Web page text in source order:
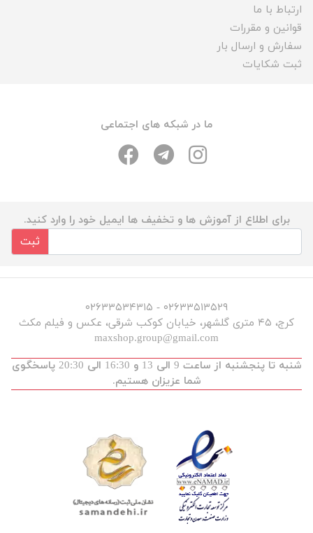
ارتباط با ما
قوانین و مقررات
سفارش و ارسال بار
ثبت شکایات
ما در شبکه های اجتماعی
برای اطلاع از آموزش ها و تخفیف ها ایمیل خود را وارد کنید.
ثبت
۰۲۶۳۳۵۱۳۵۲۹ - ۰۲۶۳۳۵۳۴۳۱۵
کرج، ۴۵ متری گلشهر، خیابان کوکب شرقی، عکس و فیلم مکث
maxshop.group@gmail.com
شنبه تا پنجشنبه از ساعت 9 الی 13 و 16:30 الی 20:30 پاسخگوی
شما عزیزان هستیم.